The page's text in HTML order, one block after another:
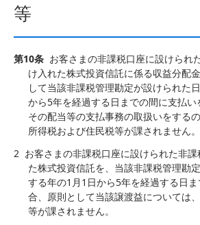
等
第10条 お客さまの非課税口座に設けられ
け入れた株式投資信託に係る収益分配
して当該非課税管理勘定が設けられた
から5年を経過する日までの間に支払
その配当等の支払事務の取扱いをする
所得税および住民税等が課されません。
2 お客さまの非課税口座に設けられた非
た株式投資信託を、当該非課税管理勘
する年の1月1日から5年を経過する日
合、原則として当該譲渡益については
等が課されません。